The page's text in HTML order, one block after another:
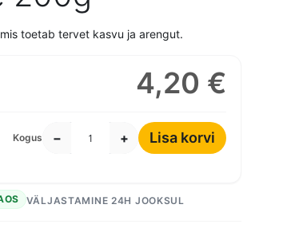
toetab tervet kasvu ja arengut.
4,20 €
Kogus − + Lisa korvi
VÄLJASTAMINE 24H JOOKSUL